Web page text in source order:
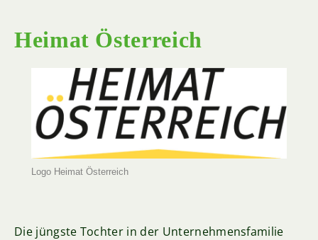
Heimat Österreich
Logo Heimat Österreich
Die jüngste Tochter in der Unternehmensfamilie